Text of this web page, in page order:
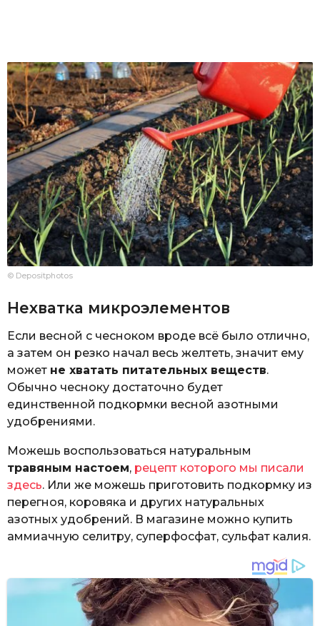
© Depositphotos
Нехватка микроэлементов
Если весной с чесноком вроде всё было отлично,
а затем он резко начал весь желтеть, значит ему
может не хватать питательных веществ.
Обычно чесноку достаточно будет
единственной подкормки весной азотными
удобрениями.
Можешь воспользоваться натуральным
травяным настоем, рецепт которого мы писали
здесь. Или же можешь приготовить подкормку из
перегноя, коровяка и других натуральных
азотных удобрений. В магазине можно купить
аммиачную селитру, суперфосфат, сульфат калия.